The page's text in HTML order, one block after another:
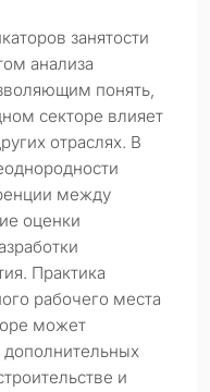
занятости
анализа
понять,
секторе влияет
отраслях. В
между
оценки
Практика
рабочего места
может
дополнительных
и